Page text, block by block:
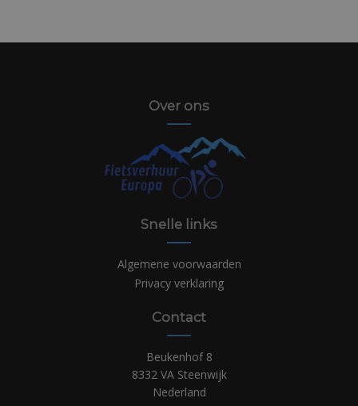
Over ons
Snelle links
Algemene voorwaarden
Privacy verklaring
Contact
Beukenhof 8
8332 VA Steenwijk
Nederland